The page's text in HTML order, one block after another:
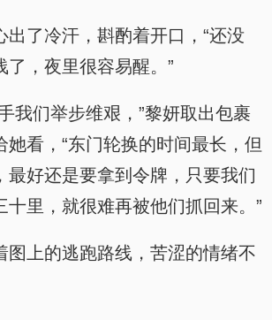
出了冷汗，斟酌着开口，“还没
了，夜里很容易醒。”
我们举步维艰，”黎妍取出包裹
她看，“东门轮换的时间最长，但
最好还是要拿到令牌，只要我们
十里，就很难再被他们抓回来。”
图上的逃跑路线，苦涩的情绪不